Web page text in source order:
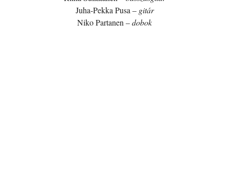
Juha-Pekka Pusa – gitár
Niko Partanen –dobok